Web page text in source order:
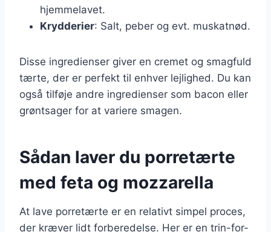
hjemmelavet.
Krydderier: Salt, peber og evt. muskatnød.
Disse ingredienser giver en cremet og smagfuld
tærte, der er perfekt til enhver lejlighed. Du kan
også tilføje andre ingredienser som bacon eller
grøntsager for at variere smagen.
Sådan laver du porretærte
med feta og mozzarella
At lave porretærte er en relativt simpel proces,
der kræver lidt forberedelse. Her er en trin-for-